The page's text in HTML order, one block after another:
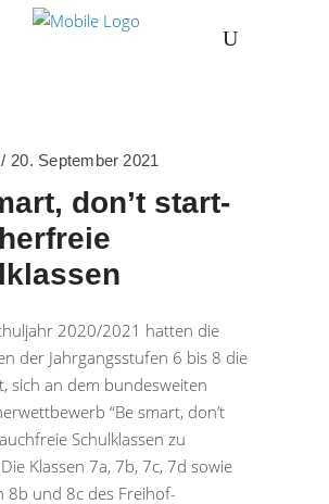
2021
20. September 2021
don’t start-
2020/2021 hatten die
der Jahrgangsstufen 6 bis 8 die
sich an dem bundesweiten
“Be smart, don’t
Schulklassen zu
Klassen 7a, 7b, 7c, 7d sowie
8b und 8c des Freihof-